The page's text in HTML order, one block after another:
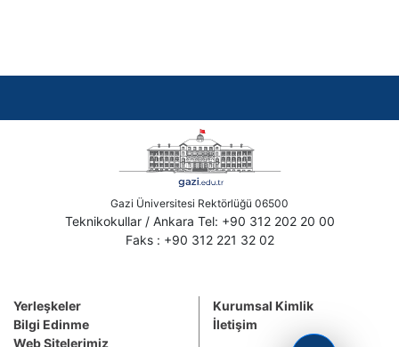
Gazi Üniversitesi Rektörlüğü 06500
Teknikokullar / Ankara Tel: +90 312 202 20 00
Faks : +90 312 221 32 02
Yerleşkeler
Bilgi Edinme
Web Sitelerimiz
Kurumsal Kimlik
İletişim